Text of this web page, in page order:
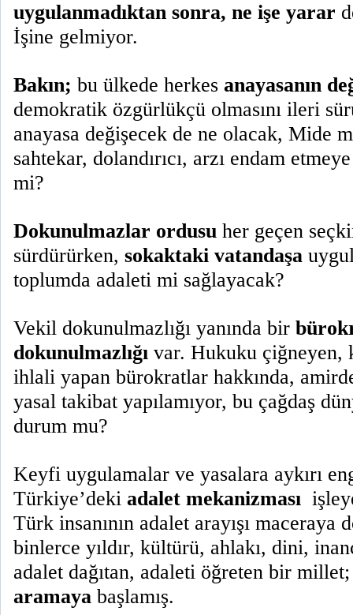
uygulanmadıktan sonra, ne işe yarar
İşine gelmiyor.
Bakın; bu ülkede herkes anayasanın
demokratik özgürlükçü olmasını ileri
anayasa değişecek de ne olacak, Mide
sahtekar, dolandırıcı, arzı endam
mi?
Dokunulmazlar ordusu her geçen
sürdürürken, sokaktaki vatandaşa
toplumda adaleti mi sağlayacak?
Vekil dokunulmazlığı yanında bir
dokunulmazlığı var. Hukuku
ihlali yapan bürokratlar hakkında,
yasal takibat yapılamıyor, bu çağdaş
durum mu?
Keyfi uygulamalar ve yasalara aykırı
Türkiye’deki adalet mekanizması
Türk insanının adalet arayışı maceraya
binlerce yıldır, kültürü, ahlakı, dini,
adalet dağıtan, adaleti öğreten bir
aramaya başlamış.